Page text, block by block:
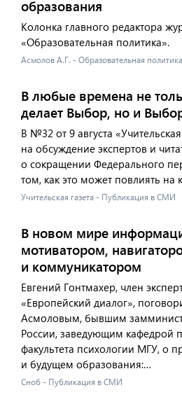
образования
Колонка главного редактора
«Образовательная политика».
Асмолов А.Г. - Образовательная
В любые времена не
делает Выбор, но и
В №32 от 9 августа
на обсуждение экспертов и
о сокращении Федерального
том, как это может повлиять на
Учительская газета - Публикация в СМИ
В новом мире
мотиватором,
и коммуникатором
Евгений Гонтмахер, член
«Европейский диалог»,
Асмоловым, бывшим
России, заведующим кафедрой
факультета психологии МГУ, о
и будущем образования:…
Сноб - Публикация в СМИ